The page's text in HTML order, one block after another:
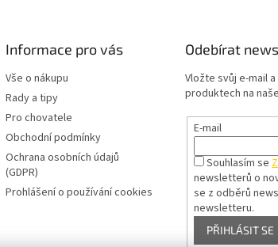
Informace pro vás
Vše o nákupu
Rady a tipy
Pro chovatele
Obchodní podmínky
Ochrana osobních údajů
(GDPR)
Prohlášení o používání cookies
Odebírat
Vložte svůj e-mail
produktech na
E-mail
Souhlasím se
newsletterů o
se z odběrů
newsletteru.
PŘIHLÁSIT SE